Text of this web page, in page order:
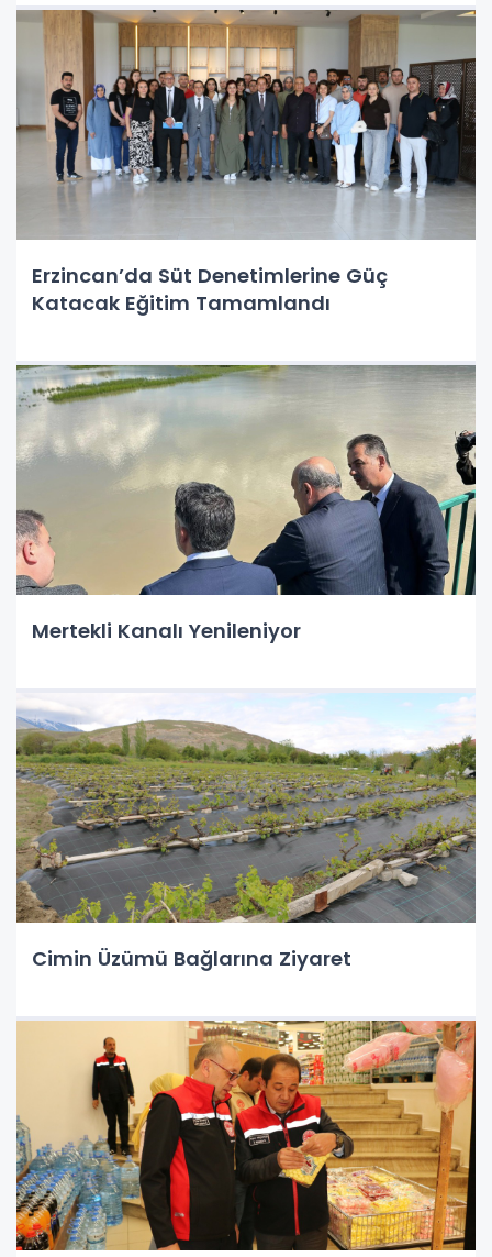
Erzincan’da Süt Denetimlerine Güç
Katacak Eğitim Tamamlandı
Mertekli Kanalı Yenileniyor
Cimin Üzümü Bağlarına Ziyaret